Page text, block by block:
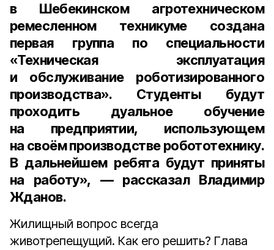
в Шебекинском агротехническом
ремесленном техникуме создана
первая группа по специальности
«Техническая эксплуатация
и обслуживание роботизированного
производства». Студенты будут
проходить дуальное обучение
на предприятии, использующем
на своём производстве робототехнику.
В дальнейшем ребята будут приняты
на работу», — рассказал Владимир
Жданов.
Жилищный вопрос всегда
животрепещущий. Как его решить? Глава